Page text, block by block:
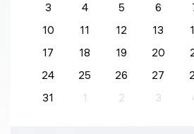
3
4 5 6
10
11 12 13
17
18 19 20
24
25 26 27
31
1 2 3